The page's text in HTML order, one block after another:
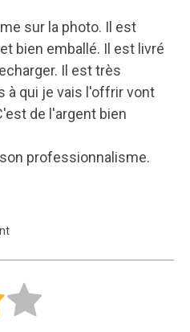
sur la photo. Il est
bien emballé. Il est livré
Il est très
à qui je vais l'offrir vont
de l'argent bien
professionnalisme.